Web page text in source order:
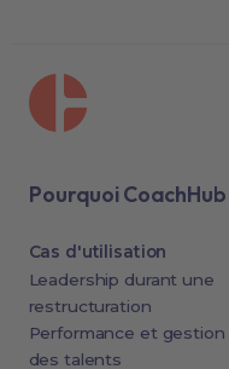
Pourquoi CoachHub
Cas d'utilisation
Leadership durant une
restructuration
Performance et gestion
des talents